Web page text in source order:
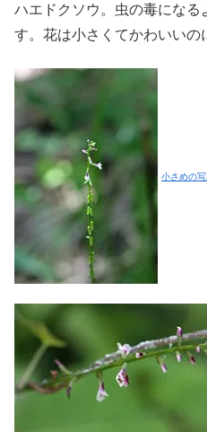
ハエドクソウ。虫の毒にな
す。花は小さくてかわいいの
小さめの写